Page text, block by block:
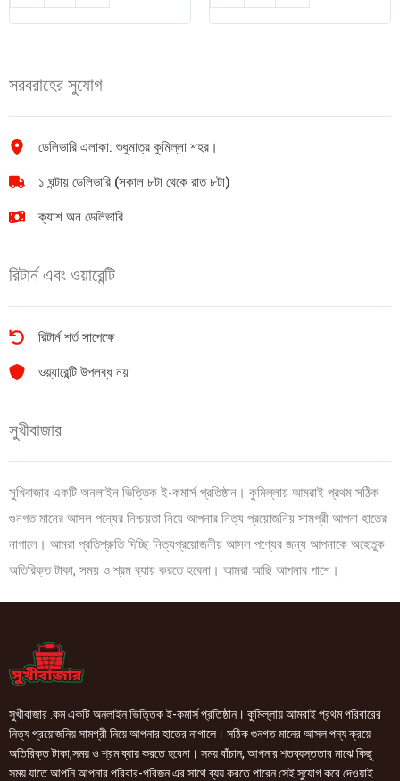
ফ্লোর
হ্যান্ড
quantity
টয়লেট
ব্রাশ
সরবরাহের সুযোগ
ডেলিভারি এলাকা: শুধুমাত্র কুমিল্লা শহর।
১ ঘন্টায় ডেলিভারি (সকাল ৮টা থেকে রাত ৮টা)
ক্যাশ অন ডেলিভারি
রিটার্ন এবং ওয়ারেন্টি
রিটার্ন শর্ত সাপেক্ষে
ওয়্যারেন্টি উপলব্ধ নয়
সুখীবাজার
সুখিবাজার একটি অনলাইন ভিত্তিক ই-কমার্স প্রতিষ্ঠান। কুমিল্লায় আমরাই প্রথম সঠিক
গুনগত মানের আসল পন্যের নিশ্চয়তা নিয়ে আপনার নিত্য প্রয়োজনিয় সামগ্রী আপনা হাতের
নাগালে। আমরা প্রতিশ্রুতি দিচ্ছি নিত্যপ্রয়োজনীয় আসল পণ্যের জন্য আপনাকে অহেতুক
অতিরিক্ত টাকা, সময় ও শ্রম ব্যায় করতে হবেনা। আমরা আছি আপনার পাশে।
সুখীবাজার .কম একটি অনলাইন ভিত্তিক ই-কমার্স প্রতিষ্ঠান। কুমিল্লায় আমরাই প্রথম পরিবারের
নিত্য প্রয়োজনিয় সামগ্রী নিয়ে আপনার হাতের নাগালে। সঠিক গুনগত মানের আসল পন্য ক্রয়ে
অতিরিক্ত টাকা,সময় ও শ্রম ব্যায় করতে হবেনা। সময় বাঁচান, আপনার শতব্যস্ততার মাঝে কিছু
সময় যাতে আপনি আপনার পরিবার-পরিজন এর সাথে ব্যয় করতে পারেন সেই সুযোগ করে দেওয়াই